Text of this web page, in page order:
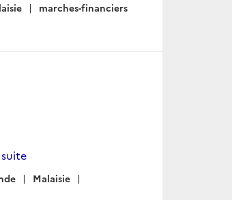
marches-financiers
suite
Malaisie